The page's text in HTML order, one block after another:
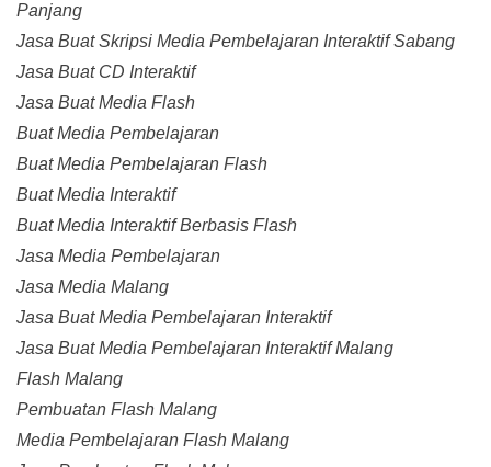
Panjang
Jasa Buat Skripsi Media Pembelajaran Interaktif Sabang
Jasa Buat CD Interaktif
Jasa Buat Media Flash
Buat Media Pembelajaran
Buat Media Pembelajaran Flash
Buat Media Interaktif
Buat Media Interaktif Berbasis Flash
Jasa Media Pembelajaran
Jasa Media Malang
Jasa Buat Media Pembelajaran Interaktif
Jasa Buat Media Pembelajaran Interaktif Malang
Flash Malang
Pembuatan Flash Malang
Media Pembelajaran Flash Malang